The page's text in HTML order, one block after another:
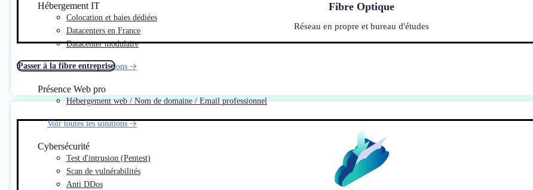
Hébergement IT
Colocation et baies dédiées
Datacenters en France
Datacenter modulaire
Voir toutes les solutions 🡢
Présence Web pro
Hébergement web / Nom de domaine / Email professionnel
Voir toutes les solutions 🡢
Cybersécurité
Test d'intrusion (Pentest)
Scan de vulnérabilités
Anti DDos
Fibre Optique
Réseau en propre et bureau d'études
Passer à la fibre entreprise